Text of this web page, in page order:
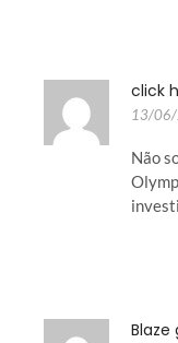
click
13/
Não
Blaze